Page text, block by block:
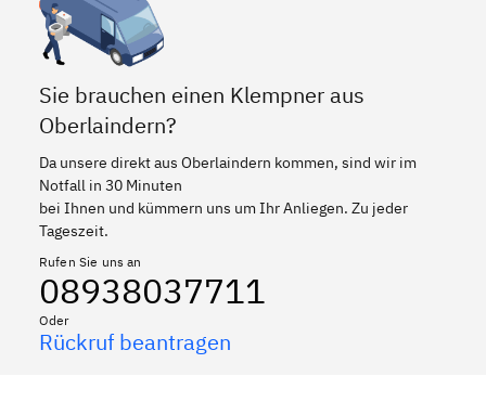
Sie brauchen einen Klempner aus
Oberlaindern?
Da unsere direkt aus Oberlaindern kommen, sind wir im
Notfall in 30 Minuten
bei Ihnen und kümmern uns um Ihr Anliegen. Zu jeder
Tageszeit.
Rufen Sie uns an
08938037711
Oder
Rückruf beantragen